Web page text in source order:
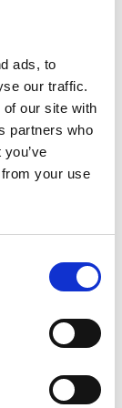
ads, to
our traffic.
our site with
partners who
your use